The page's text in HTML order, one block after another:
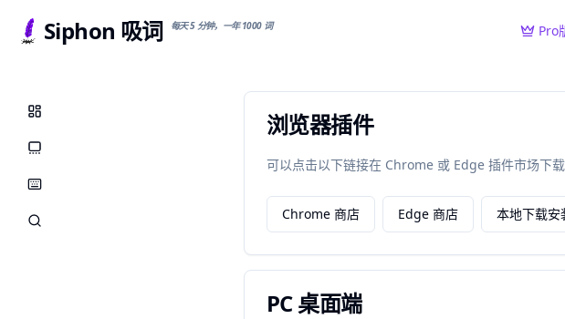
Siphon 吸词 每天 5 分钟，一年 1000 词 Pro
统计面板
卡片复习
拼写练习
单词解读
浏览器插件
可以点击以下链接在 Chrome 或 Edge 插件市场下
Chrome 商店 Edge 商店 本地下载安
PC 桌面端